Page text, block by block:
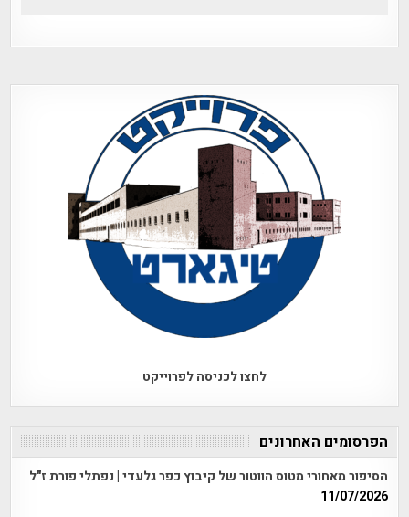
לחצו לכניסה לפרוייקט
הפרסומים האחרונים
הסיפור מאחורי מטוס הווטור של קיבוץ כפר גלעדי | נפתלי פורת ז"ל
11/07/2026